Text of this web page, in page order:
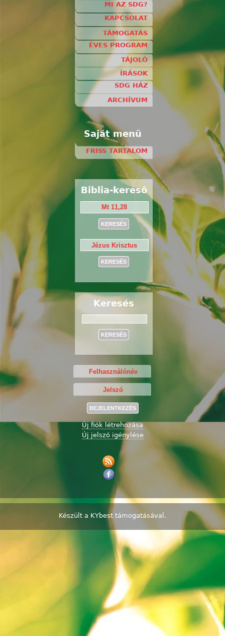
MI AZ SDG?
KAPCSOLAT
TÁMOGATÁS
ÉVES PROGRAM
TÁJOLÓ
ÍRÁSOK
SDG HÁZ
ARCHÍVUM
Saját menü
FRISS TARTALOM
Biblia-kereső
Keresés
Új fiók létrehozása
Új jelszó igénylése
Készült a KYbest támogatásával.